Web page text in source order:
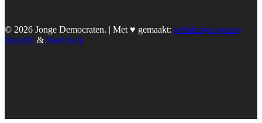
© 2026 Jonge Democraten. | Met ♥︎ gemaakt: webdesign agency
Brendly & Mad Pack